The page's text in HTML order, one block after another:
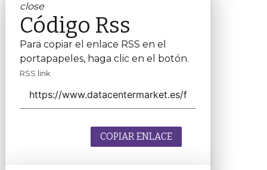
close
Código Rss
Para copiar el enlace RSS en el
portapapeles, haga clic en el botón.
RSS link
COPIAR ENLACE